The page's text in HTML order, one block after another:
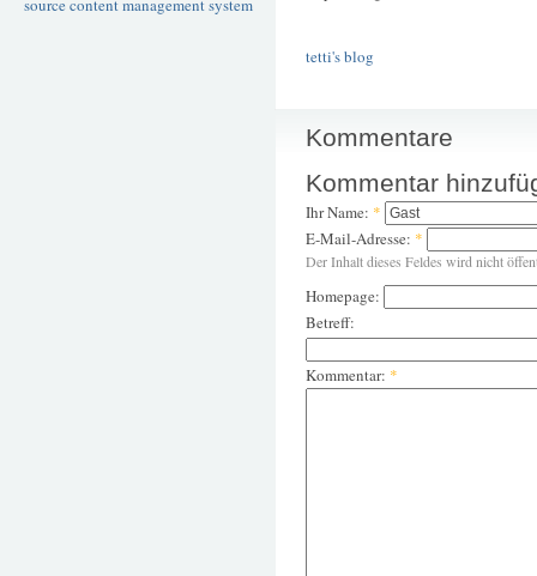
tetti's blog
Kommentare
Kommentar
Ihr Name: *
E-Mail-Adresse: *
Der Inhalt dieses Feldes wird nicht
Homepage:
Betreff:
Kommentar: *